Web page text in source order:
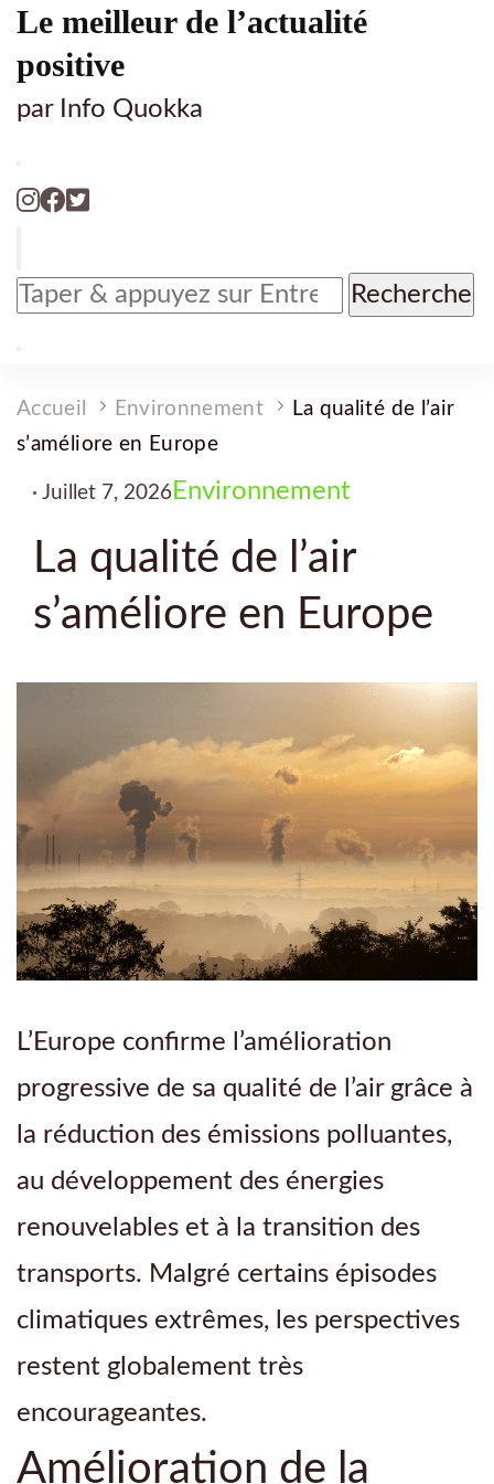
Le meilleur de l’actualité
positive
par Info Quokka
Vous
recherchiez
?
Accueil Environnement
La qualité de l’air
s’améliore en Europe
Juillet 7, 2026 Environnement
La qualité de l’air
s’améliore en Europe
L’Europe confirme l’amélioration
progressive de sa qualité de l’air grâce à
la réduction des émissions polluantes,
au développement des énergies
renouvelables et à la transition des
transports. Malgré certains épisodes
climatiques extrêmes, les perspectives
restent globalement très
encourageantes.
Amélioration de la